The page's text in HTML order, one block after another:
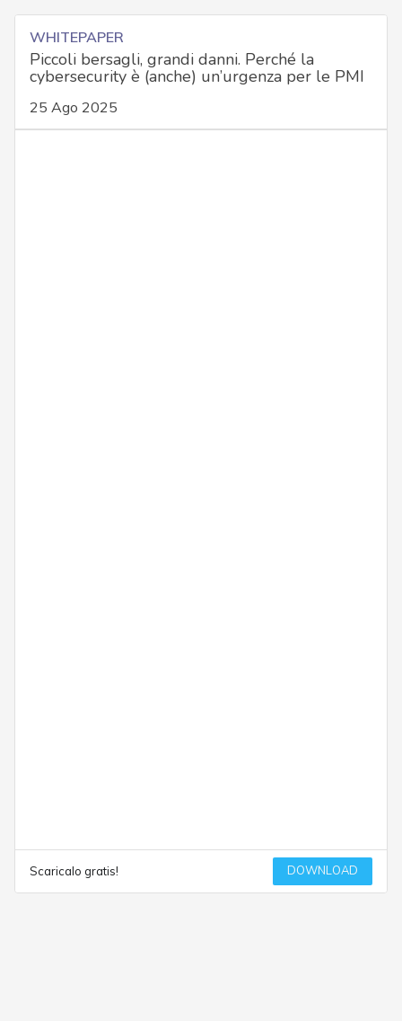
WHITEPAPER
Piccoli bersagli, grandi danni. Perché la
cybersecurity è (anche) un’urgenza per le PMI
25 Ago 2025
Scaricalo gratis! DOWNLOAD